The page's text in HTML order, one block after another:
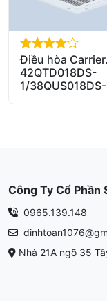
out of 5
Điều hòa Carrier.
42QTD018DS-
1/38QUS018DS-
Công Ty Cổ Phần
0965.139.148
Nhà 21A ngõ 35